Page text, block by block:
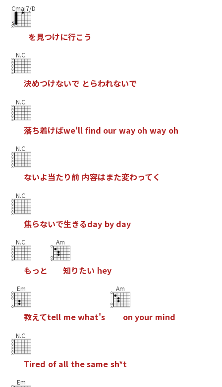
Cmaj7/D
を見つけに行こ う
N.C.
決めつけないで とらわれないで
N.C.
落ち着けばwe'll fnd our way oh way oh
N.C.
ないよ当たり前 内容はまた変わってく
N.C.
焦らないで生きるday by day
N.C.
もっ と
Am
知りたい hey
Em
教えてtell mewhat's
Am
on your mind
N.C.
Tired of all thesame sh*t
Em